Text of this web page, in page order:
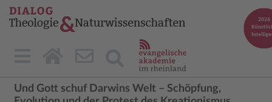
Und Gott schuf Darwins Welt – Schöpfung,